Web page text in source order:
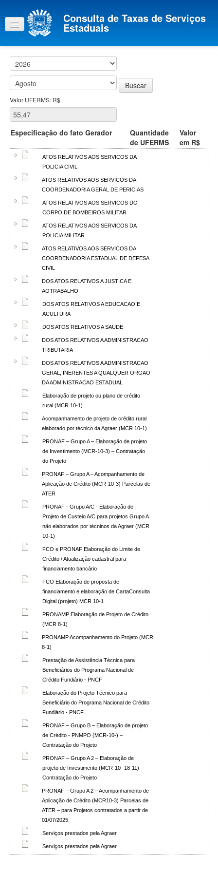
Consulta de Taxas de Serviços
Estaduais
Valor UFERMS: R$
Especificação do fato Gerador
Quantidade
de UFERMS
Valor
em R$
ATOS RELATIVOS AOS SERVICOS DA
POLICIA CIVIL
ATOS RELATIVOS AOS SERVICOS DA
COORDENADORIA GERAL DE PERICIAS
ATOS RELATIVOS AOS SERVICOS DO
CORPO DE BOMBEIROS MILITAR
ATOS RELATIVOS AOS SERVICOS DA
POLICIA MILITAR
ATOS RELATIVOS AOS SERVICOS DA
COORDENADORIA ESTADUAL DE DEFESA
CIVIL
DOS ATOS RELATIVOS A JUSTICA E
AOTRABALHO
DOS ATOS RELATIVOS A EDUCACAO E
ACULTURA
DOS ATOS RELATIVOS A SAUDE
DOS ATOS RELATIVOS A ADMINISTRACAO
TRIBUTARIA
DOS ATOS RELATIVOS A ADMINISTRACAO
GERAL, INERENTES A QUALQUER ORGAO
DA ADMINISTRACAO ESTADUAL
Elaboração de projeto ou plano de crédito
rural (MCR 10-1)
Acompanhamento de projeto de crédito rural
elaborado por técnico da Agraer (MCR 10-1)
PRONAF – Grupo A – Elaboração de projeto
de Investimento (MCR-10-3) – Contratação
do Projeto
PRONAF – Grupo A – Acompanhamento de
Aplicação de Crédito (MCR-10-3) Parcelas de
ATER
PRONAF - Grupo A/C - Elaboração de
Projeto de Custeio A/C para projetos Grupo A
não elaborados por técninos da Agraer (MCR
10-1)
FCO e PRONAF Elaboração do Limite de
Crédito / Atualização cadastral para
financiamento bancário
FCO Elaboração de proposta de
financiamento e elaboração de CartaConsulta
Digital (projeto) MCR 10-1
PRONAMP Elaboração de Projeto de Crédito
(MCR 8-1)
PRONAMP Acompanhamento do Projeto (MCR
8-1)
Prestação de Assistência Técnica para
Beneficiários do Programa Nacional de
Crédito Fundiário - PNCF
Elaboração do Projeto Técnico para
Beneficiário do Programa Nacional de Crédito
Fundiário - PNCF
PRONAF – Grupo B – Elaboração de projeto
de Crédito - PNMPO (MCR-10-) –
Contratação do Projeto
PRONAF – Grupo A 2 – Elaboração de
projeto de Investimento (MCR-10- 18-11) –
Contratação do Projeto
PRONAF – Grupo A 2 – Acompanhamento de
Aplicação de Crédito (MCR10-3) Parcelas de
ATER – para Projetos contratados a partir de
01/07/2025
Serviços prestados pela Agraer
Serviços prestados pela Agraer